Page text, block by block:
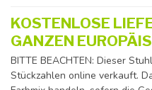
KOSTENLOSE
GANZEN
BITTE BEACHTEN: Dieser
Stückzahlen online verkauft.